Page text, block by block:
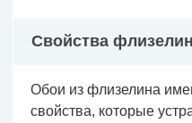
Свойства
Обои из флизелина
свойства, которые